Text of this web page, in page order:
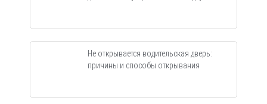
Не открывается водительская дверь:
причины и способы открывания